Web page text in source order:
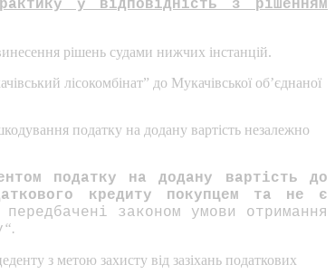
у відповідність з рішенням
рішень судами нижчих інстанцій.
лісокомбінат” до Мукачівської об’єднаної
податку на додану вартість незалежно
податку на додану вартість до
кредиту покупцем та не є
законом умови отримання
“.
з метою захисту від зазіхань податкових